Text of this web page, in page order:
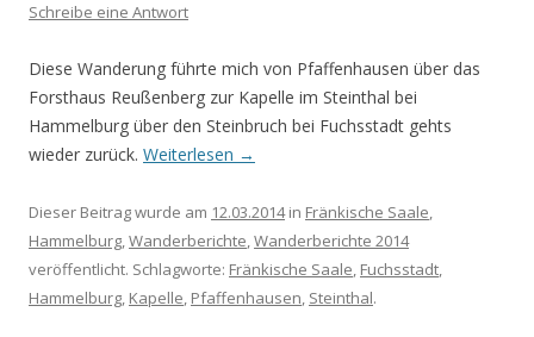
Schreibe eine Antwort
Diese Wanderung führte mich von Pfaffenhausen über das
Forsthaus Reußenberg zur Kapelle im Steinthal bei
Hammelburg über den Steinbruch bei Fuchsstadt gehts
wieder zurück. Weiterlesen →
Dieser Beitrag wurde am 12.03.2014in Fränkische Saale,
Hammelburg,Wanderberichte,Wanderberichte 2014
veröffentlicht. Schlagworte: Fränkische Saale, Fuchsstadt,
Hammelburg, Kapelle, Pfaffenhausen, Steinthal.